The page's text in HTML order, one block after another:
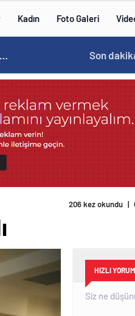
Kadın Foto Galeri
Norweç silahlı kuvvetleri kadınlardan oluşan özel kuvvetler eğitimlerini başlattı. 15:20 /
Son
206 kez okundu |
HIZLI